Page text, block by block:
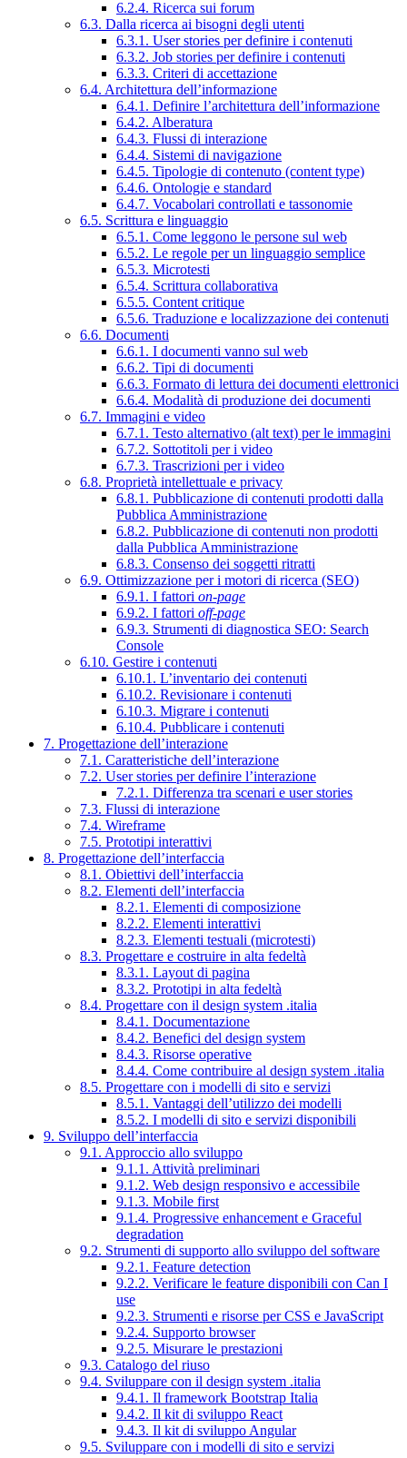
6.2.4. Ricerca sui forum
6.3. Dalla ricerca ai bisogni degli utenti
6.3.1. User stories per definire i contenuti
6.3.2. Job stories per definire i contenuti
6.3.3. Criteri di accettazione
6.4. Architettura dell’informazione
6.4.1. Definire l’architettura dell’informazione
6.4.2. Alberatura
6.4.3. Flussi di interazione
6.4.4. Sistemi di navigazione
6.4.5. Tipologie di contenuto (content type)
6.4.6. Ontologie e standard
6.4.7. Vocabolari controllati e tassonomie
6.5. Scrittura e linguaggio
6.5.1. Come leggono le persone sul web
6.5.2. Le regole per un linguaggio semplice
6.5.3. Microtesti
6.5.4. Scrittura collaborativa
6.5.5. Content critique
6.5.6. Traduzione e localizzazione dei contenuti
6.6. Documenti
6.6.1. I documenti vanno sul web
6.6.2. Tipi di documenti
6.6.3. Formato di lettura dei documenti elettronici
6.6.4. Modalità di produzione dei documenti
6.7. Immagini e video
6.7.1. Testo alternativo (alt text) per le immagini
6.7.2. Sottotitoli per i video
6.7.3. Trascrizioni per i video
6.8. Proprietà intellettuale e privacy
6.8.1. Pubblicazione di contenuti prodotti dalla
Pubblica Amministrazione
6.8.2. Pubblicazione di contenuti non prodotti
dalla Pubblica Amministrazione
6.8.3. Consenso dei soggetti ritratti
6.9. Ottimizzazione per i motori di ricerca (SEO)
6.9.1. I fattori on-page
6.9.2. I fattori off-page
6.9.3. Strumenti di diagnostica SEO: Search
Console
6.10. Gestire i contenuti
6.10.1. L’inventario dei contenuti
6.10.2. Revisionare i contenuti
6.10.3. Migrare i contenuti
6.10.4. Pubblicare i contenuti
7. Progettazione dell’interazione
7.1. Caratteristiche dell’interazione
7.2. User stories per definire l’interazione
7.2.1. Differenza tra scenari e user stories
7.3. Flussi di interazione
7.4. Wireframe
7.5. Prototipi interattivi
8. Progettazione dell’interfaccia
8.1. Obiettivi dell’interfaccia
8.2. Elementi dell’interfaccia
8.2.1. Elementi di composizione
8.2.2. Elementi interattivi
8.2.3. Elementi testuali (microtesti)
8.3. Progettare e costruire in alta fedeltà
8.3.1. Layout di pagina
8.3.2. Prototipi in alta fedeltà
8.4. Progettare con il design system .italia
8.4.1. Documentazione
8.4.2. Benefici del design system
8.4.3. Risorse operative
8.4.4. Come contribuire al design system .italia
8.5. Progettare con i modelli di sito e servizi
8.5.1. Vantaggi dell’utilizzo dei modelli
8.5.2. I modelli di sito e servizi disponibili
9. Sviluppo dell’interfaccia
9.1. Approccio allo sviluppo
9.1.1. Attività preliminari
9.1.2. Web design responsivo e accessibile
9.1.3. Mobile first
9.1.4. Progressive enhancement e Graceful
degradation
9.2. Strumenti di supporto allo sviluppo del software
9.2.1. Feature detection
9.2.2. Verificare le feature disponibili con Can I
use
9.2.3. Strumenti e risorse per CSS e JavaScript
9.2.4. Supporto browser
9.2.5. Misurare le prestazioni
9.3. Catalogo del riuso
9.4. Sviluppare con il design system .italia
9.4.1. Il framework Bootstrap Italia
9.4.2. Il kit di sviluppo React
9.4.3. Il kit di sviluppo Angular
9.5. Sviluppare con i modelli di sito e servizi